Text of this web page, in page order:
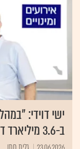
ישי דוידי:
ב-3.6 מיליארד דולר"